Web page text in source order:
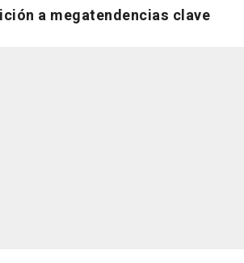
a megatendencias clave